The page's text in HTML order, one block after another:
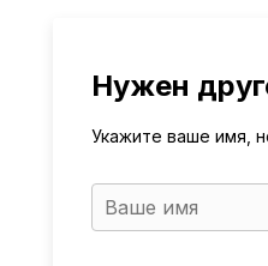
Нужен
Укажите ваше имя,